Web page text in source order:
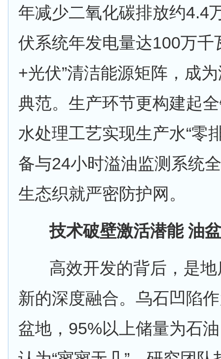
年减少二氧化碳排放约4.4
伏系统年发电量达100万千
+光伏”清洁能源矩阵，成
典范。生产环节更构建起
水处理工艺实现生产水“零
备与24小时溢油监测系统
生态织就严密防护网。
技术破壁激活潜能 油
高效开发的背后，是地
新的深度融合。乌石凹陷
盆地，95%以上储量为石